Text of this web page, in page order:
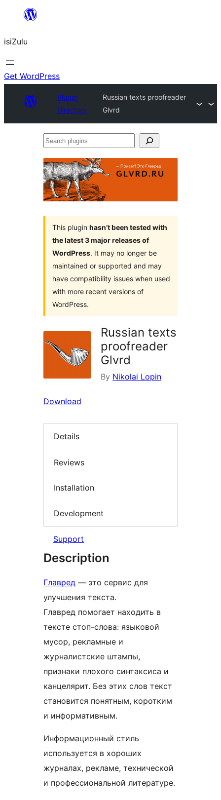
content
isiZulu
Get WordPress
Plugin
Directory
Russian texts proofreader
Glvrd
Search
This plugin hasn’t been tested with
the latest 3 major releases of
WordPress. It may no longer be
maintained or supported and may
have compatibility issues when used
with more recent versions of
WordPress.
Russian texts
proofreader
Glvrd
By Nikolai Lopin
Download
Details
Reviews
Installation
Development
Support
Description
Главред — это сервис для
улучшения текста.
Главред помогает находить в
тексте стоп-слова: языковой
мусор, рекламные и
журналистские штампы,
признаки плохого синтаксиса и
канцелярит. Без этих слов текст
становится понятным, коротким
и информативным.
Информационный стиль
используется в хороших
журналах, рекламе, технической
и профессиональной литературе.